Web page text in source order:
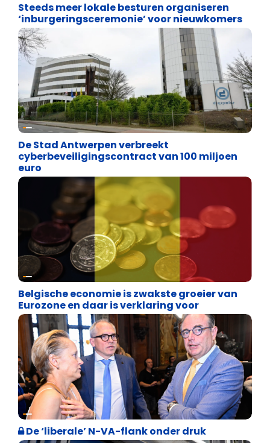
Steeds meer lokale besturen organiseren
‘inburgeringsceremonie’ voor nieuwkomers
Binnenland politiek
De Stad Antwerpen verbreekt
cyberbeveiligingscontract van 100 miljoen
euro
Binnenland politiek
Belgische economie is zwakste groeier van
Eurozone en daar is verklaring voor
Binnenland politiek
De ‘liberale’ N-VA-flank onder druk